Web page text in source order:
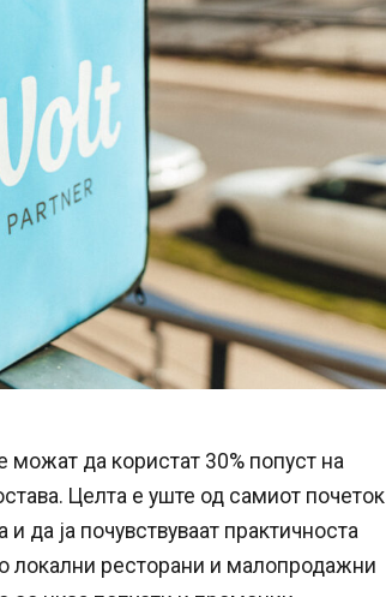
можат да користат 30% попуст на
Целта е уште од самиот почеток
да ја почувствуваат практичноста
локални ресторани и малопродажни